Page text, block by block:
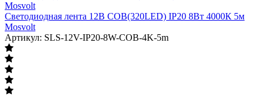
Светодиодная лента 12В COB(320LED) IP20 8Вт 4000К 5м
Mosvolt
Артикул: SLS-12V-IP20-8W-COB-4K-5m